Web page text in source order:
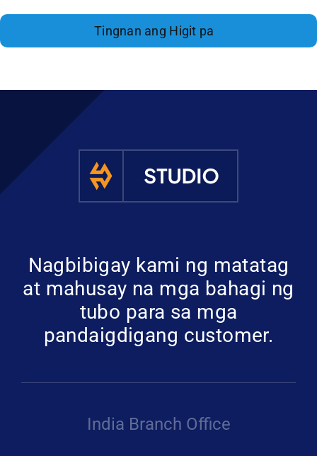
Tingnan ang Higit pa
Nagbibigay kami ng matatag
at mahusay na mga bahagi ng
tubo para sa mga
pandaigdigang customer.
India Branch Office